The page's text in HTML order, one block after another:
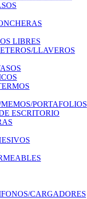
LIBRES
LLAVEROS
PORTAFOLIOS
ESCRITORIO
CARGADORES